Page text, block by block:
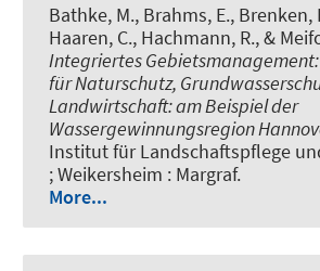
Bathke, M., Brahms, E., Brenken,
Haaren, C., Hachmann, R., &
Integriertes Gebietsmanagement:
für Naturschutz,
Landwirtschaft: am Beispiel der
Wassergewinnungsregion
Institut für Landschaftspflege
; Weikersheim : Margraf.
More...